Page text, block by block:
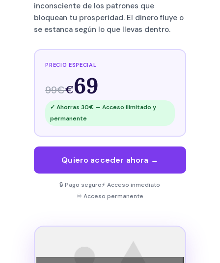
inconsciente de los patrones que
bloquean tu prosperidad. El dinero fluye o
se estanca según lo que llevas dentro.
PRECIO ESPECIAL
99€€69
✓ Ahorras 30€ — Acceso ilimitado y
permanente
Quiero acceder ahora →
🔒 Pago seguro⚡ Acceso inmediato
♾️ Acceso permanente